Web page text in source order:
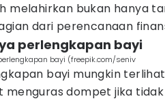
melahirkan bukan hanya
dari perencanaan
perlengkapan bayi
bayi (freepik.com/seniv
bayi mungkin
menguras dompet jika